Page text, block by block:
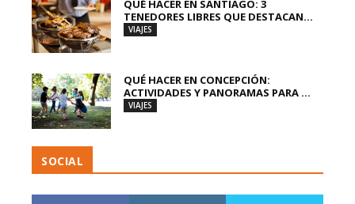
QUÉ HACER EN SANTIAGO: 3
TENEDORES LIBRES QUE DESTACAN...
VIAJES
QUÉ HACER EN CONCEPCIÓN:
ACTIVIDADES Y PANORAMAS PARA ...
VIAJES
SOCIAL